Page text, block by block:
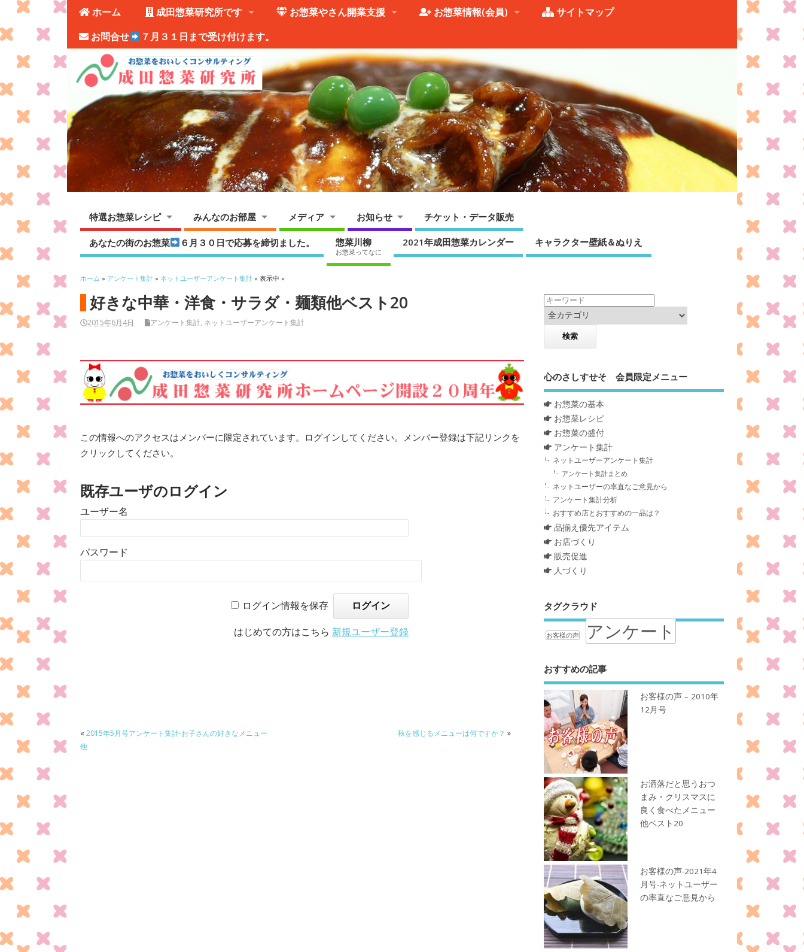
ホーム 成田惣菜研究所です お惣菜やさん開業支援 お惣菜情報(会員)
サイトマップ
お問合せ
７月３１日まで受け付けます。
特選お惣菜レシピ みんなのお部屋 メディア お知らせ チケット・データ販売
あなたの街のお惣菜 ６月３０日で応募を締切ました。 惣菜川柳
お惣菜ってなに
2021年成田惣菜カレンダー キャラクター壁紙＆ぬりえ
ホーム » アンケート集計 » ネットユーザーアンケート集計 » 表示中 »
好きな中華・洋食・サラダ・麺類他ベスト20
2015年6月4日 アンケート集計, ネットユーザーアンケート集計
この情報へのアクセスはメンバーに限定されています。ログインしてください。メンバー登録は下記リンクを
クリックしてください。
既存ユーザのログイン
ユーザー名
パスワード
ログイン情報を保存
はじめての方はこちら 新規ユーザー登録
«2015年5月号アンケート集計-お子さんの好きなメニュー
他
秋を感じるメニューは何ですか？ »
心のさしすせそ 会員限定メニュー
お惣菜の基本
お惣菜レシピ
お惣菜の盛付
アンケート集計
ネットユーザーアンケート集計
アンケート集計まとめ
ネットユーザーの率直なご意見から
アンケート集計分析
おすすめ店とおすすめの一品は？
品揃え優先アイテム
お店づくり
販売促進
人づくり
タグクラウド
お客様の声 アンケート
おすすめの記事
お客様の声 – 2010年
12月号
お洒落だと思うおつ
まみ・クリスマスに
良く食べたメニュー
他ベスト20
お客様の声-2021年4
月号-ネットユーザー
の率直なご意見から